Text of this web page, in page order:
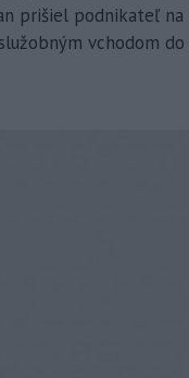
prišiel podnikateľ na
vchodom do